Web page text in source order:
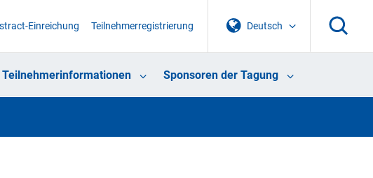
Deutsch
Einreichung Teilnehmerregistrierung
Teilnehmerinformationen Sponsoren der Tagung